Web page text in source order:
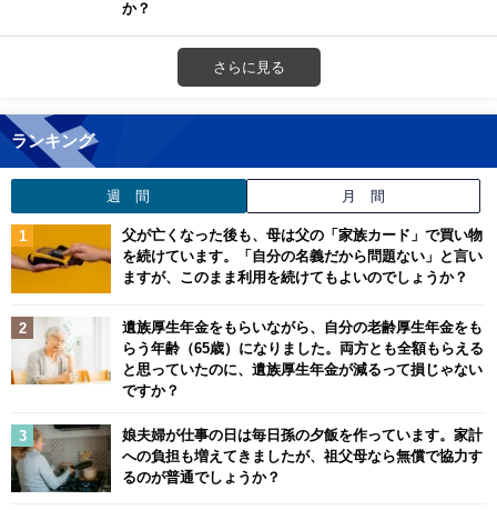
か？
さらに見る
ランキング
週 間 月 間
父が亡くなった後も、母は父の「家族カード」で買い物
を続けています。「自分の名義だから問題ない」と言い
ますが、このまま利用を続けてもよいのでしょうか？
遺族厚生年金をもらいながら、自分の老齢厚生年金をも
らう年齢（65歳）になりました。両方とも全額もらえる
と思っていたのに、遺族厚生年金が減るって損じゃない
ですか？
娘夫婦が仕事の日は毎日孫の夕飯を作っています。家計
への負担も増えてきましたが、祖父母なら無償で協力す
るのが普通でしょうか？